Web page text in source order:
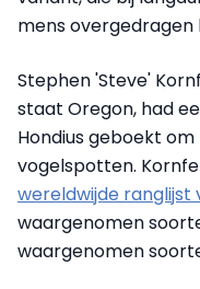
mens overgedragen
Stephen 'Steve'
staat Oregon, had
Hondius geboekt
vogelspotten.
wereldwijde
waargenomen
waargenomen